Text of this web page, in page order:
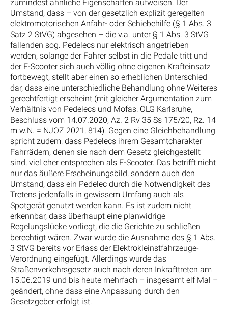
zumindest ähnliche Eigenschaften aufweisen. Der
Umstand, dass – von der gesetzlich explizit geregelten
elektromotorischen Anfahr- oder Schiebehilfe (§ 1 Abs. 3
Satz 2 StVG) abgesehen – die v.a. unter § 1 Abs. 3 StVG
fallenden sog. Pedelecs nur elektrisch angetrieben
werden, solange der Fahrer selbst in die Pedale tritt und
der E-Scooter sich auch völlig ohne eigenen Krafteinsatz
fortbewegt, stellt aber einen so erheblichen Unterschied
dar, dass eine unterschiedliche Behandlung ohne Weiteres
gerechtfertigt erscheint (mit gleicher Argumentation zum
Verhältnis von Pedelecs und Mofas: OLG Karlsruhe,
Beschluss vom 14.07.2020, Az. 2 Rv 35 Ss 175/20, Rz. 14
m.w.N. = NJOZ 2021, 814). Gegen eine Gleichbehandlung
spricht zudem, dass Pedelecs ihrem Gesamtcharakter
Fahrrädern, denen sie nach dem Gesetz gleichgestellt
sind, viel eher entsprechen als E-Scooter. Das betrifft nicht
nur das äußere Erscheinungsbild, sondern auch den
Umstand, dass ein Pedelec durch die Notwendigkeit des
Tretens jedenfalls in gewissem Umfang auch als
Spotgerät genutzt werden kann. Es ist zudem nicht
erkennbar, dass überhaupt eine planwidrige
Regelungslücke vorliegt, die die Gerichte zu schließen
berechtigt wären. Zwar wurde die Ausnahme des § 1 Abs.
3 StVG bereits vor Erlass der Elektrokleinstfahrzeuge-
Verordnung eingefügt. Allerdings wurde das
Straßenverkehrsgesetz auch nach deren Inkrafttreten am
15.06.2019 und bis heute mehrfach – insgesamt elf Mal –
geändert, ohne dass eine Anpassung durch den
Gesetzgeber erfolgt ist.